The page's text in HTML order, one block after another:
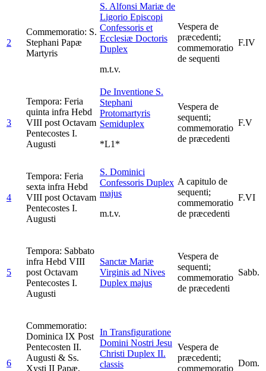
2
Commemoratio: S.
Stephani Papæ
Martyris
S. Alfonsi Mariæ de
Ligorio Episcopi
Confessoris et
Ecclesiæ Doctoris
Duplex
m.t.v.
Vespera de
præcedenti;
commemoratio
de sequenti
F.IV
3
Tempora: Feria
quinta infra Hebd
VIII post Octavam
Pentecostes I.
Augusti
De Inventione S.
Stephani
Protomartyris
Semiduplex
*L1*
Vespera de
sequenti;
commemoratio
de præcedenti
F.V
4
Tempora: Feria
sexta infra Hebd
VIII post Octavam
Pentecostes I.
Augusti
S. Dominici
Confessoris Duplex
majus
m.t.v.
A capitulo de
sequenti;
commemoratio
de præcedenti
F.VI
5
Tempora: Sabbato
infra Hebd VIII
post Octavam
Pentecostes I.
Augusti
Sanctæ Mariæ
Virginis ad Nives
Duplex majus
Vespera de
sequenti;
commemoratio
de præcedenti
Sabb.
6
Commemoratio:
Dominica IX Post
Pentecosten II.
Augusti & Ss.
Xysti II Papæ,
In Transfiguratione
Domini Nostri Jesu
Christi Duplex II.
classis
Vespera de
præcedenti;
commemoratio
Dom.